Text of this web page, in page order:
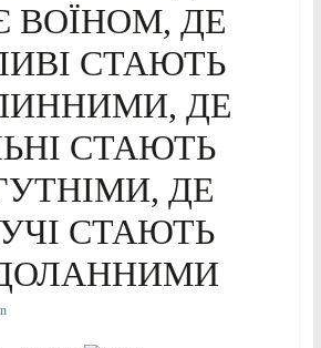
ВОЇНОМ, ДЕ
СТАЮТЬ
ДЕ
СТАЮТЬ
ДЕ
СТАЮТЬ